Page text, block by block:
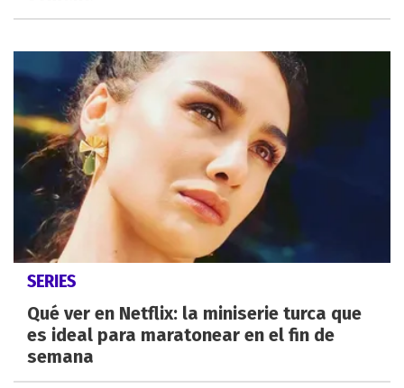
SERIES
Qué ver en Netflix: la miniserie turca que
es ideal para maratonear en el fin de
semana